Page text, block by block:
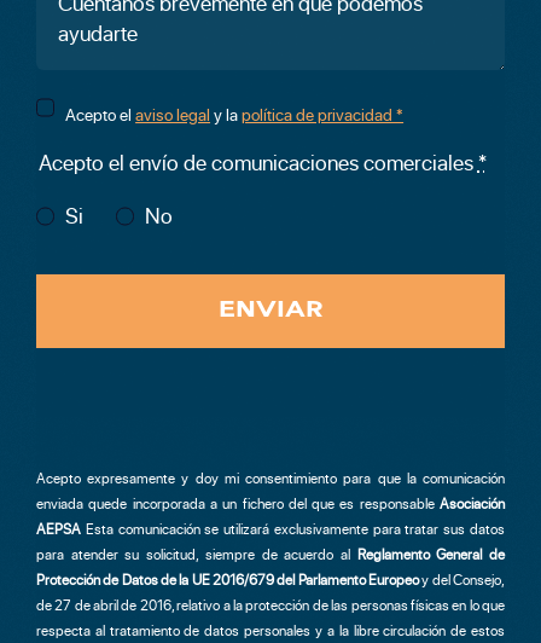
Acepto elaviso legal y lapolítica de privacidad *
Acepto el envío de comunicaciones comerciales*
Si
No
ENVIAR
Acepto expresamente y doy mi consentimiento para que la comunicación
enviada quede incorporada a un fichero del que es responsableAsociación
AEPSAEsta comunicación se utilizará exclusivamente para tratar sus datos
para atender su solicitud, siempre de acuerdo al Reglamento General de
Protección de Datos de la UE 2016/679 del Parlamento Europeoy del Consejo,
de 27 de abril de 2016, relativo a la protección de las personas físicas en lo que
respecta al tratamiento de datos personales y a la libre circulación de estos